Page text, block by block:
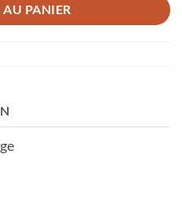
PANIER